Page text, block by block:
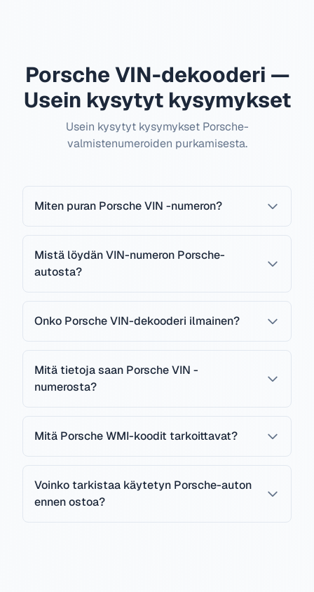
Porsche VIN-dekooderi —
Usein kysytyt kysymykset
Usein kysytyt kysymykset Porsche-
valmistenumeroiden purkamisesta.
Miten puran Porsche VIN -numeron?
Mistä löydän VIN-numeron Porsche-
autosta?
Onko Porsche VIN-dekooderi ilmainen?
Mitä tietoja saan Porsche VIN -
numerosta?
Mitä Porsche WMI-koodit tarkoittavat?
Voinko tarkistaa käytetyn Porsche-auton
ennen ostoa?